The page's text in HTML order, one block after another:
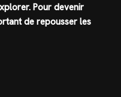
Pour devenir
de repousser les